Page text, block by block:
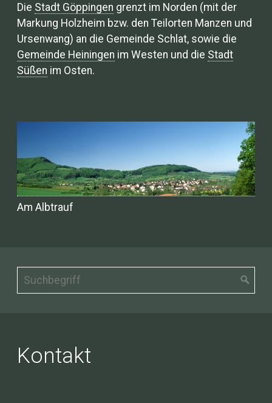
Die Stadt Göppingen grenzt im Norden (mit der
Markung Holzheim bzw. den Teilorten Manzen und
Ursenwang) an die Gemeinde Schlat, sowie die
Gemeinde Heiningen im Westen und die Stadt
Süßen im Osten.
Am Albtrauf
Kontakt